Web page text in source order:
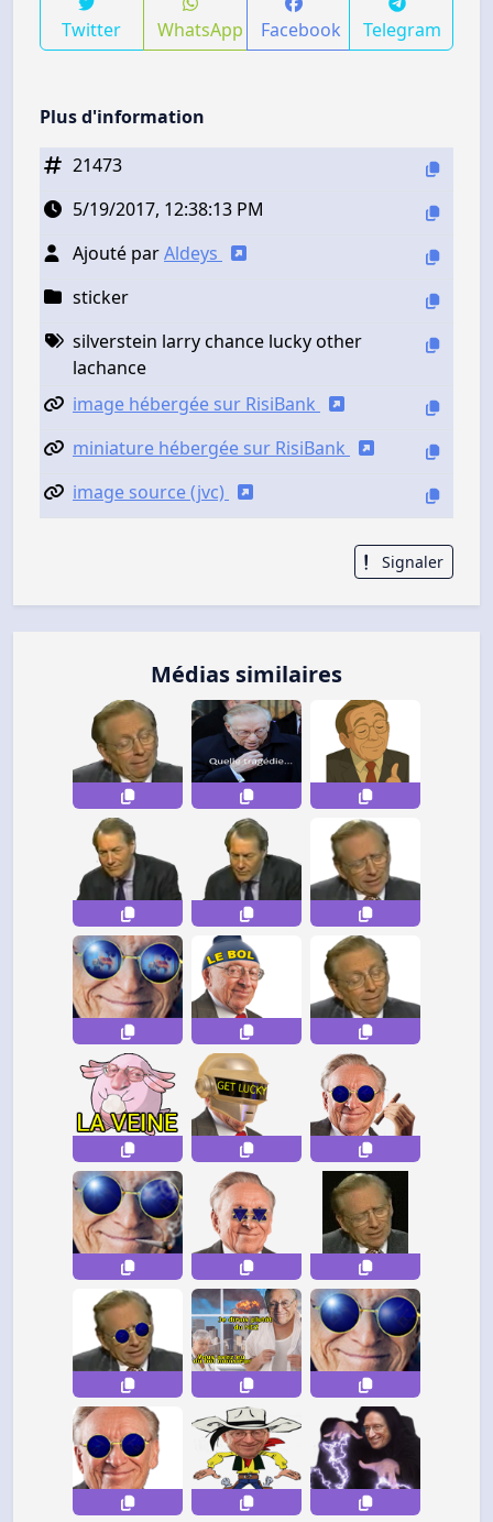
Twitter WhatsApp Facebook Telegram
Plus d'information
21473
5/19/2017, 12:38:13 PM
Ajouté parAldeys
sticker
silverstein larry chance lucky other
lachance
image hébergée sur RisiBank
miniature hébergée sur RisiBank
image source (jvc)
Signaler
Médias similaires